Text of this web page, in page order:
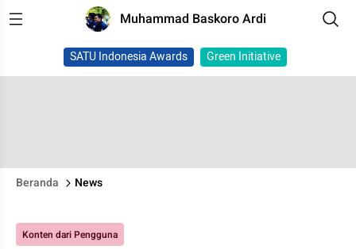
Muhammad Baskoro Ardi
SATU Indonesia Awards Green Initiative
Beranda News
Konten dari Pengguna